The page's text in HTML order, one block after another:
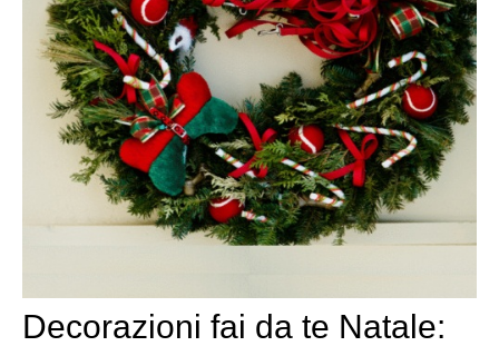
Decorazioni fai da te Natale: